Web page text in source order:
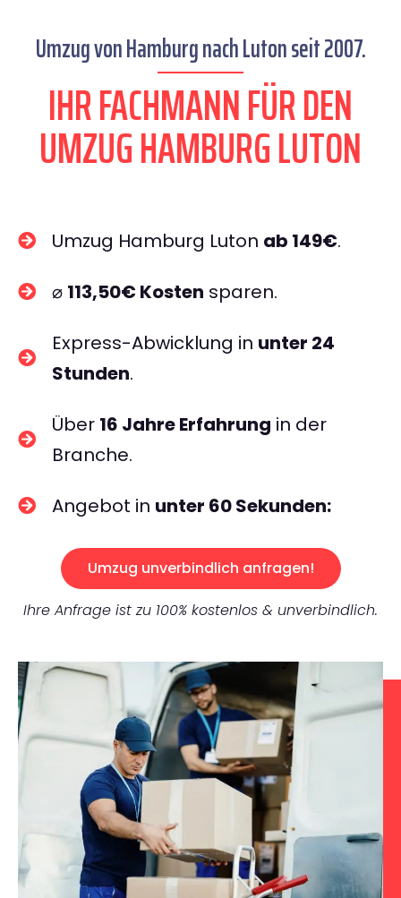
Umzug von Hamburg nach Luton seit 2007.
IHR FACHMANN FÜR DEN
UMZUG HAMBURG LUTON
Umzug Hamburg Luton ab 149€.
⌀ 113,50€ Kosten sparen.
Express-Abwicklung in unter 24
Stunden.
Über 16 Jahre Erfahrung in der
Branche.
Angebot in unter 60 Sekunden:
Umzug unverbindlich anfragen!
Ihre Anfrage ist zu 100% kostenlos & unverbindlich.